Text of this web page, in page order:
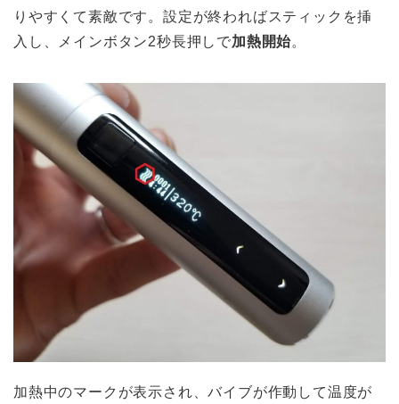
りやすくて素敵です。設定が終わればスティックを挿
入し、メインボタン2秒長押しで加熱開始。
加熱中のマークが表示され、バイブが作動して温度が